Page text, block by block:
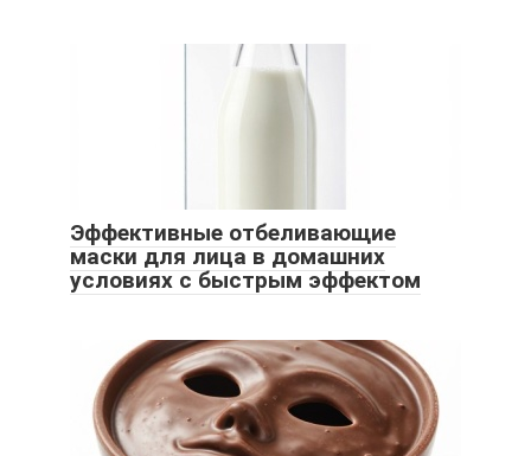
Эффективные отбеливающие
маски для лица в домашних
условиях с быстрым эффектом